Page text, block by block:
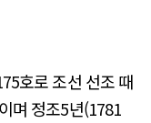
호로 조선 선조 때
며 정조5년(1781